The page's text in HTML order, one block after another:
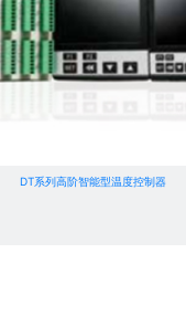
DT系列高阶智能型温度控制器